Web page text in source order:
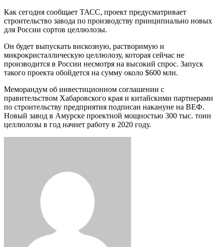
Как сегодня сообщает ТАСС, проект предусматривает
строительство завода по производству принципиально новых
для России сортов целлюлозы.
Он будет выпускать вискозную, растворимую и
микрокристаллическую целлюлозу, которая сейчас не
производится в России несмотря на высокий спрос. Запуск
такого проекта обойдется на сумму около $600 млн.
Меморандум об инвестиционном соглашении с
правительством Хабаровского края и китайскими партнерами
по строительству предприятия подписан накануне на ВЕФ.
Новый завод в Амурске проектной мощностью 300 тыс. тонн
целлюлозы в год начнет работу в 2020 году.